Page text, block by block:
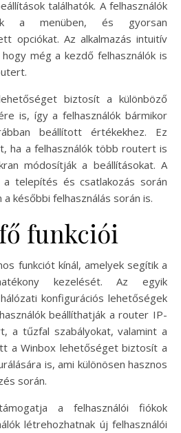
találhatók. A felhasználók
a menüben, és gyorsan
opciókat. Az alkalmazás intuitív
még a kezdő felhasználók is
biztosít a különböző
is, így a felhasználók bármikor
beállított értékekhez. Ez
ha a felhasználók több routert is
módosítják a beállításokat. A
telepítés és csatlakozás során
későbbi felhasználás során is.
funkciói
funkciót kínál, amelyek segítik a
kezelését. Az egyik
konfigurációs lehetőségek
beállíthatják a router IP-
a tűzfal szabályokat, valamint a
a Winbox lehetőséget biztosít a
is, ami különösen hasznos
során.
a felhasználói fiókok
létrehozhatnak új felhasználói